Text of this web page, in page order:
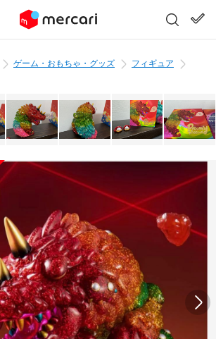
ゲーム・おもちゃ・グッズ
フィギュア